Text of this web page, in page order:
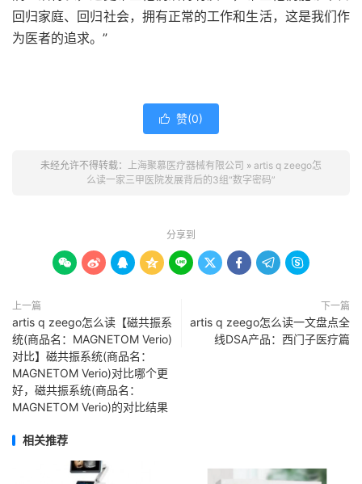
回归家庭、回归社会，拥有正常的工作和生活，这是我们作
为医者的追求。”
 赞(0)
未经允许不得转载： 上海聚慕医疗器械有限公司 » artis q zeego怎
么读一家三甲医院发展背后的3组“数字密码”
分享到
        
上一篇
artis q zeego怎么读【磁共振系
统(商品名：MAGNETOM Verio)
对比】磁共振系统(商品名：
MAGNETOM Verio)对比哪个更
好，磁共振系统(商品名：
MAGNETOM Verio)的对比结果
下一篇
artis q zeego怎么读一文盘点全
线DSA产品：西门子医疗篇
相关推荐